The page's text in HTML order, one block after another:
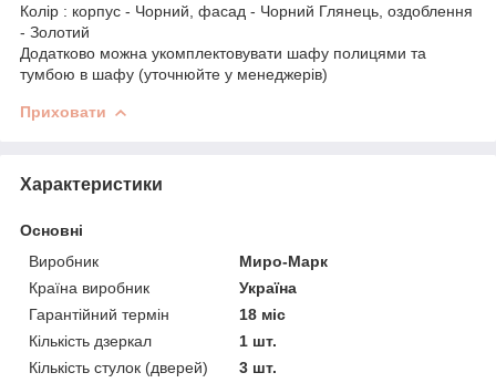
Колір : корпус - Чорний, фасад - Чорний Глянець, оздоблення
- Золотий
Додатково можна укомплектовувати шафу полицями та
тумбою в шафу (уточнюйте у менеджерів)
Приховати
Характеристики
Основні
Виробник
Миро-Марк
Країна виробник
Україна
Гарантійний термін
18 міс
Кількість дзеркал
1 шт.
Кількість стулок (дверей)
3 шт.